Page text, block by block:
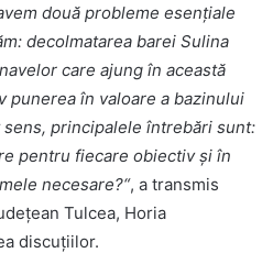
două probleme esențiale
decolmatarea barei Sulina
care ajung în această
punerea în valoare a bazinului
sens, principalele întrebări sunt:
pentru fiecare obiectiv și în
necesare?“, a transmis
Tulcea, Horia
discuțiilor.